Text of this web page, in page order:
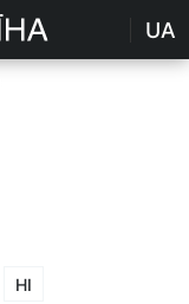
UA
НІ